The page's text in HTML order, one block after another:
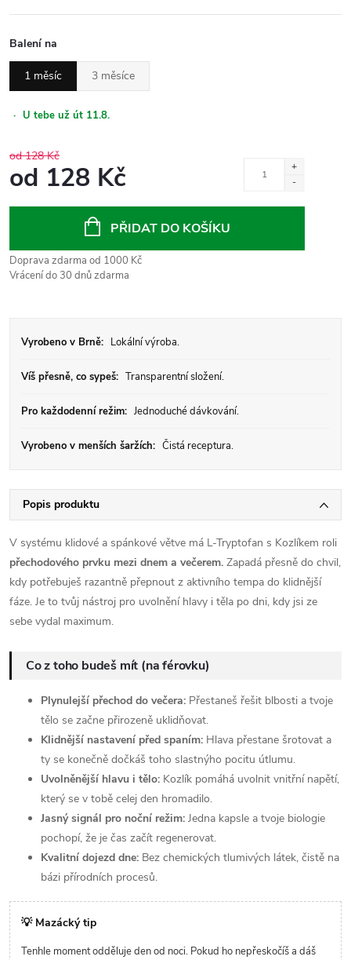
Balení na
1 měsíc 3 měsíce
· U tebe už út 11.8.
od 128 Kč
od 128 Kč
PŘIDAT DO KOŠÍKU
Doprava zdarma od 1000 Kč
Vrácení do 30 dnů zdarma
Vyrobeno v Brně: Lokální výroba.
Víš přesně, co sypeš: Transparentní složení.
Pro každodenní režim: Jednoduché dávkování.
Vyrobeno v menších šaržích: Čistá receptura.
Popis produktu
V systému klidové a spánkové větve má L-Tryptofan s Kozlíkem roli
přechodového prvku mezi dnem a večerem. Zapadá přesně do chvil,
kdy potřebuješ razantně přepnout z aktivního tempa do klidnější
fáze. Je to tvůj nástroj pro uvolnění hlavy i těla po dni, kdy jsi ze
sebe vydal maximum.
Co z toho budeš mít (na férovku)
Plynulejší přechod do večera: Přestaneš řešit blbosti a tvoje
tělo se začne přirozeně uklidňovat.
Klidnější nastavení před spaním: Hlava přestane šrotovat a
ty se konečně dočkáš toho slastnýho pocitu útlumu.
Uvolněnější hlavu i tělo: Kozlík pomáhá uvolnit vnitřní napětí,
který se v tobě celej den hromadilo.
Jasný signál pro noční režim: Jedna kapsle a tvoje biologie
pochopí, že je čas začít regenerovat.
Kvalitní dojezd dne: Bez chemických tlumivých látek, čistě na
bázi přírodních procesů.
💡 Mazácký tip
Tenhle moment odděluje den od noci. Pokud ho nepřeskočíš a dáš